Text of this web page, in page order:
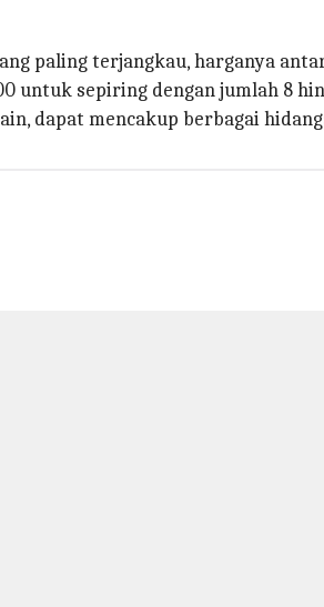
paling terjangkau, harganya
untuk sepiring dengan jumlah 8
dapat mencakup berbagai